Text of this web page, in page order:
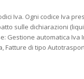
Iva. Ogni codice Iva
sulle dichiarazioni
Gestione automatica
di tipo